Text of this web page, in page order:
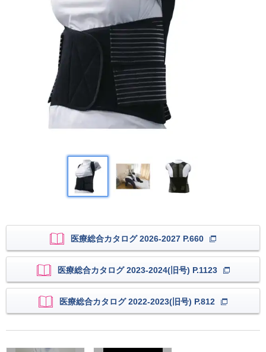
医療総合カタログ 2026-2027 P.660
医療総合カタログ 2023-2024(旧号) P.1123
医療総合カタログ 2022-2023(旧号) P.812